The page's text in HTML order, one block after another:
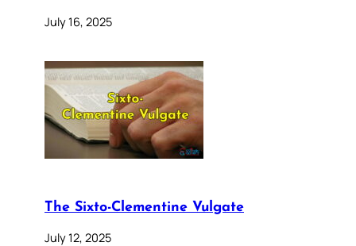
July 16, 2025
The Sixto-Clementine Vulgate
July 12, 2025